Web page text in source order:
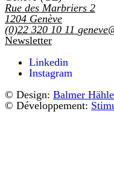
Rue des Marbriers 2
1204 Genève
(0)22 320 10 11
Newsletter
Linkedin
Instagram
© Design: Balmer
© Développement: